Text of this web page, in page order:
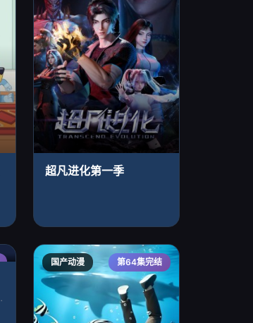
超凡进化第一季
,安元洋贵
国产动漫 第64集完结